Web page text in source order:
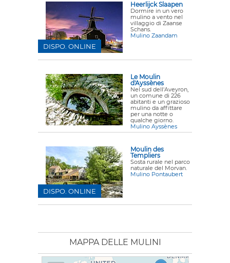
Heerlijck Slaapen
Dormire in un vero
mulino a vento nel
villaggio di Zaanse
Schans.
Mulino Zaandam
DISPO. ONLINE
Le Moulin
d'Ayssènes
Nel sud dell'Aveyron,
un comune di 226
abitanti e un grazioso
mulino da affittare
per una notte o
qualche giorno.
Mulino Ayssènes
Moulin des
Templiers
Sosta rurale nel parco
naturale del Morvan.
Mulino Pontaubert
DISPO. ONLINE
MAPPA DELLE MULINI